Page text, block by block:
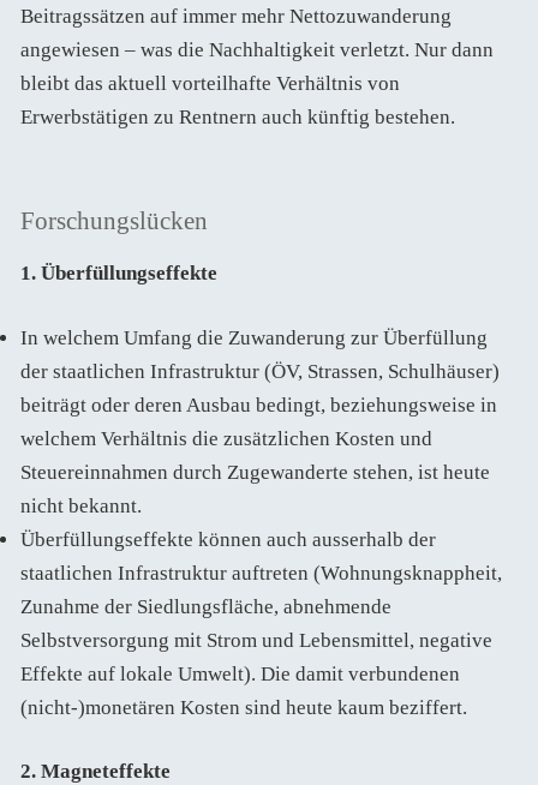
Beitragssätzen auf immer mehr Nettozuwanderung
angewiesen – was die Nachhaltigkeit verletzt. Nur dann
bleibt das aktuell vorteilhafte Verhältnis von
Erwerbstätigen zu Rentnern auch künftig bestehen.
Forschungslücken
1. Überfüllungseffekte
In welchem Umfang die Zuwanderung zur Überfüllung
der staatlichen Infrastruktur (ÖV, Strassen, Schulhäuser)
beiträgt oder deren Ausbau bedingt, beziehungsweise in
welchem Verhältnis die zusätzlichen Kosten und
Steuereinnahmen durch Zugewanderte stehen, ist heute
nicht bekannt.
Überfüllungseffekte können auch ausserhalb der
staatlichen Infrastruktur auftreten (Wohnungsknappheit,
Zunahme der Siedlungsfläche, abnehmende
Selbstversorgung mit Strom und Lebensmittel, negative
Effekte auf lokale Umwelt). Die damit verbundenen
(nicht-)monetären Kosten sind heute kaum beziffert.
2. Magneteffekte